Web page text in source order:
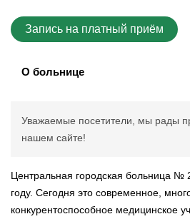
Запись на платный приём
О больнице
Уважаемые посетители, мы рады
нашем сайте!
Центральная городская больница №
году. Сегодня это современное,
конкурентоспособное медицинское